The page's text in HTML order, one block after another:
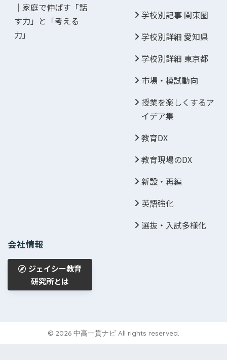
｜家庭で伸ばす「話
す力」と「考える
力」
学校別記事 関東圏
学校別詳細 愛知県
学校別詳細 東京都
市場・模試動向
授業を楽しくするア
イデア集
教育DX
教育現場のDX
新設・再編
英語強化
選抜・入試多様化
会社情報
ジェイシー教育
研究所とは
© 2026 中高一貫ナビ All rights reserved.